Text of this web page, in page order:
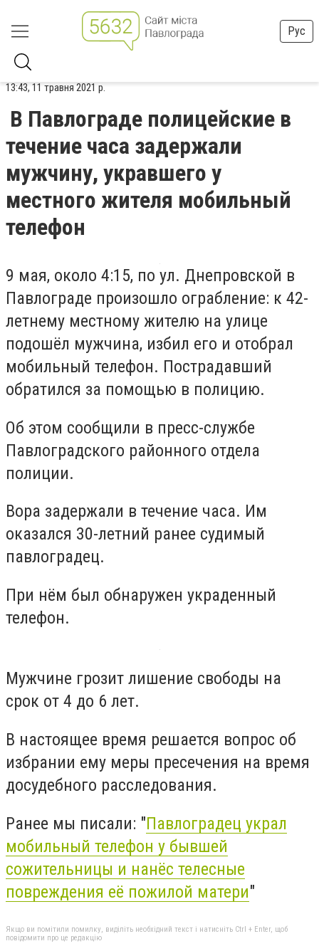
Рус
13:43, 11 травня 2021 р.
В Павлограде полицейские в
течение часа задержали
мужчину, укравшего у
местного жителя мобильный
телефон
9 мая, около 4:15, по ул. Днепровской в
Павлограде произошло ограбление: к 42-
летнему местному жителю на улице
подошёл мужчина, избил его и отобрал
мобильный телефон. Пострадавший
обратился за помощью в полицию.
Об этом сообщили в пресс-службе
Павлоградского районного отдела
полиции.
Вора задержали в течение часа. Им
оказался 30-летний ранее судимый
павлоградец.
При нём был обнаружен украденный
телефон.
Мужчине грозит лишение свободы на
срок от 4 до 6 лет.
В настоящее время решается вопрос об
избрании ему меры пресечения на время
досудебного расследования.
Ранее мы писали: "Павлоградец украл
мобильный телефон у бывшей
сожительницы и нанёс телесные
повреждения её пожилой матери"
Якщо ви помітили помилку, виділіть необхідний текст і натисніть Ctrl + Enter, щоб
повідомити про це редакцію